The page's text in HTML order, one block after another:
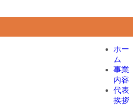
ホー
ム
事業
内容
代表
挨拶